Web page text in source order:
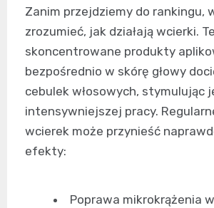
Zanim przejdziemy do rankingu,
zrozumieć, jak działają wcierki. Te
skoncentrowane produkty
bezpośrednio w skórę głowy
cebulek włosowych, stymulując
intensywniejszej pracy.
wcierek może przynieść
efekty:
Poprawa mikrokrążenia